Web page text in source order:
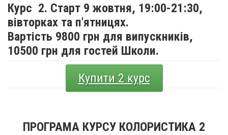
Курс 2. Старт 9 жовтня, 19:00-21:30,
вівторках та п'ятницях.
Вартість 9800 грн для випускників,
10500 грн для гостей Школи.
Купити 2 курс
ПРОГРАМА КУРСУ КОЛОРИСТИКА 2